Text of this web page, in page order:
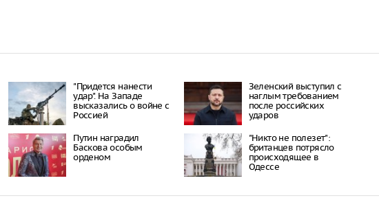
"Придется нанести
удар". На Западе
высказались о войне с
Россией
Зеленский выступил с
наглым требованием
после российских
ударов
Путин наградил
Баскова особым
орденом
"Никто не полезет":
британцев потрясло
происходящее в
Одессе